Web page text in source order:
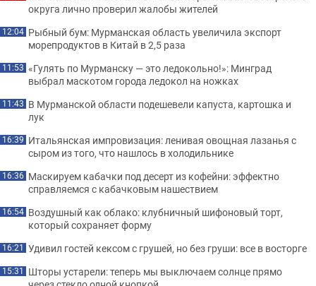
округа лично проверил жалобы жителей
12:04 Рыбный бум: Мурманская область увеличила экспорт
морепродуктов в Китай в 2,5 раза
11:53 «Гулять по Мурманску — это ледокольно!»: Минград
выбрал маскотом города ледокол на ножках
11:43 В Мурманской области подешевели капуста, картошка и
лук
16:39 Итальянская импровизация: ленивая овощная лазанья с
сыром из того, что нашлось в холодильнике
16:36 Маскируем кабачки под десерт из кофейни: эффектно
справляемся с кабачковым нашествием
16:54 Воздушный как облако: клубничный шифоновый торт,
который сохраняет форму
16:21 Удивил гостей кексом с грушей, но без груши: все в восторге
15:31 Шторы устарели: теперь мы выключаем солнце прямо